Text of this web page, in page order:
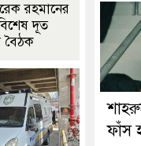
ফাঁস
রহমানের
দূত
বৈঠক